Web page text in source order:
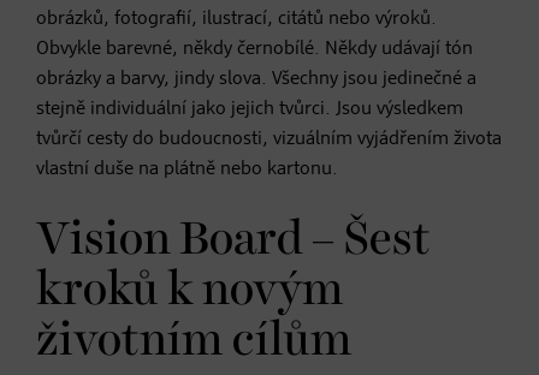
obrázků, fotografií, ilustrací, citátů nebo výroků.
Obvykle barevné, někdy černobílé. Někdy udávají tón
obrázky a barvy, jindy slova. Všechny jsou jedinečné a
stejně individuální jako jejich tvůrci. Jsou výsledkem
tvůrčí cesty do budoucnosti, vizuálním vyjádřením života
vlastní duše na plátně nebo kartonu.
Vision Board – Šest
kroků k novým
životním cílům